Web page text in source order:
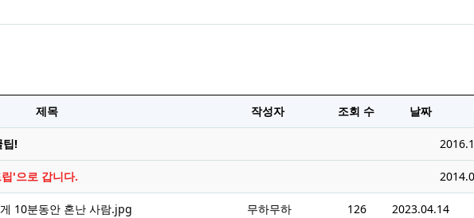
제목 작성자 조회 수 날짜
팁!
'으로 갑니다.
10분동안 혼난 사람.jpg 무하무하 126 2023.04.14